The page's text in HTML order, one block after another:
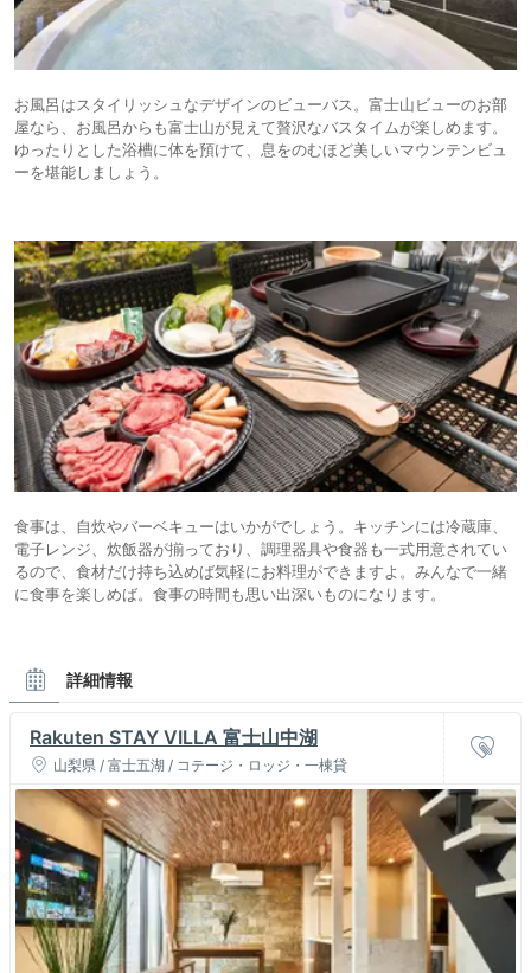
お風呂はスタイリッシュなデザインのビューバス。富士山ビューのお部
屋なら、お風呂からも富士山が見えて贅沢なバスタイムが楽しめます。
ゆったりとした浴槽に体を預けて、息をのむほど美しいマウンテンビュ
ーを堪能しましょう。
食事は、自炊やバーベキューはいかがでしょう。キッチンには冷蔵庫、
電子レンジ、炊飯器が揃っており、調理器具や食器も一式用意されてい
るので、食材だけ持ち込めば気軽にお料理ができますよ。みんなで一緒
に食事を楽しめば。食事の時間も思い出深いものになります。
詳細情報
Rakuten STAY VILLA 富士山中湖
山梨県 / 富士五湖 / コテージ・ロッジ・一棟貸